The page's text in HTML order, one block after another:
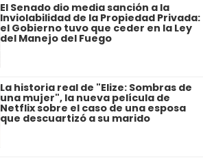
El Senado dio media sanción a la
Inviolabilidad de la Propiedad Privada:
el Gobierno tuvo que ceder en la Ley
del Manejo del Fuego
La historia real de "Elize: Sombras de
una mujer", la nueva película de
Netflix sobre el caso de una esposa
que descuartizó a su marido